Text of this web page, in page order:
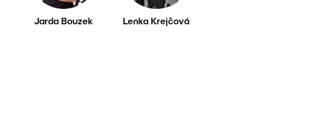
Jarda Bouzek Lenka Krejčová